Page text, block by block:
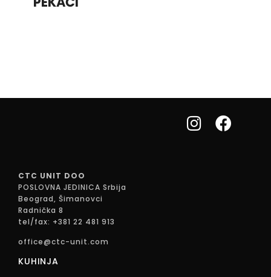
CTC UNIT DOO
POSLOVNA JEDINICA Srbija
Beograd, Šimanovci
Radnička 8
tel/fax: +381 22 481 913
office@ctc-unit.com
KUHINJA